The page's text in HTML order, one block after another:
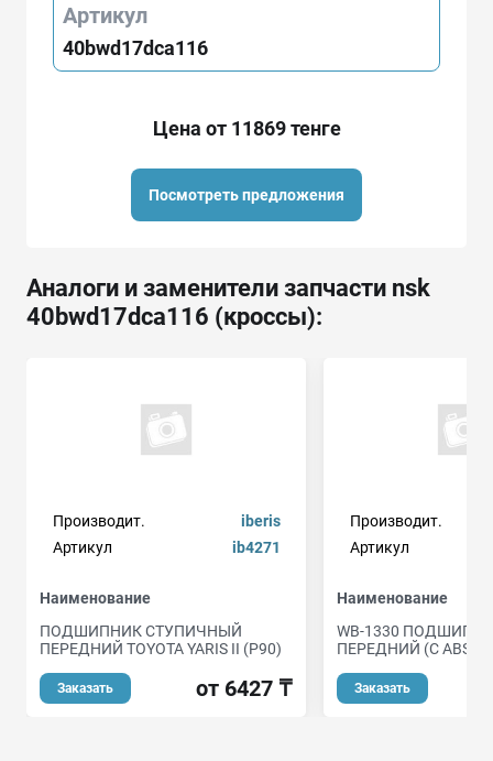
Артикул
40bwd17dca116
Цена от 11869 тенге
Посмотреть предложения
Аналоги и заменители запчасти nsk
40bwd17dca116 (кроссы):
Производит.
iberis
Артикул
ib4271
Наименование
ПОДШИПНИК СТУПИЧНЫЙ
ПЕРЕДНИЙ TOYOTA YARIS II (P90)
Заказать от 6427 ₸
Производит.
Артикул
Наименование
WB-1330
ПЕРЕДНИЙ (С ABS,
Заказать